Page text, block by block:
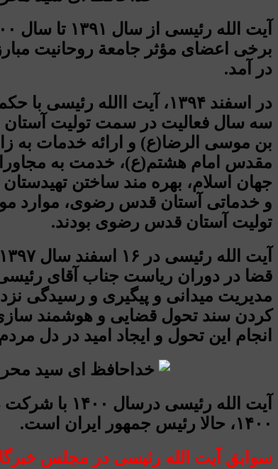
برخی اعضای مؤثر جامعة روحانیت
در آمد.
در اسفند ۱۳۹۴، آیت
سه سال فعالیت در سمت تولیت
بن موسی الرضا(ع) و ارائه خدمات به
مقدس امام هشتم(ع)، خدمت به
جهان اسلام، بهره‌ مند ساختن
و خدماتی آستان قدس رضوی، موارد
تولیت آستان قدس رضوی بودند.
قضا در دوران ریاست جناب آقای رئیسی
مدیریت میدانی و پیگیری و رسیدگی
کردن سند تحول قضایی و هوشمند
انجام این تحول و ایجاد امید در دل
۱۴۰۰، حالا رئیس جمهور ایران است.
سوابق آیت الله رئیسی در مجلس